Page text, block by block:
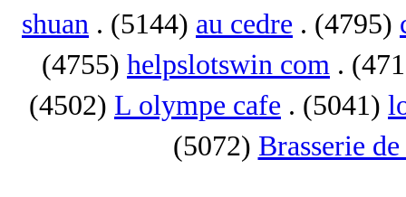
shuan . (5144) au cedre . (4795)
(4755) helpslotswin com .
(4502) L olympe cafe . (5041)
(5072) Brasserie